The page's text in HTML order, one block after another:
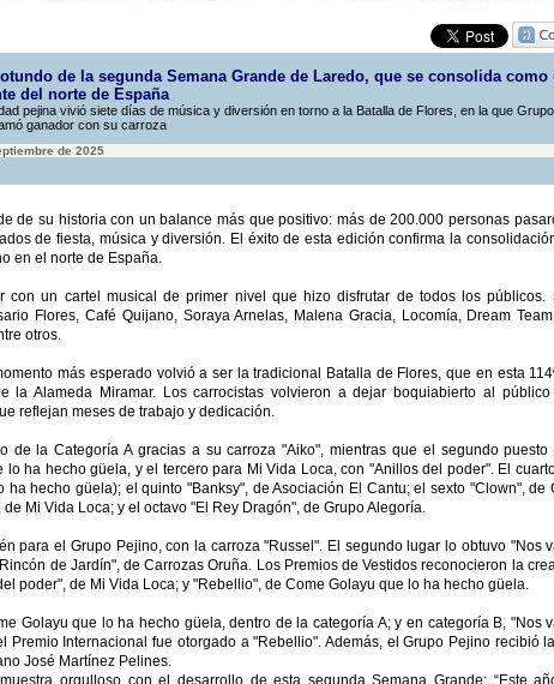
de la segunda Semana Grande de Laredo, que se consolida como
del norte de España
pejina vivió siete días de música y diversión en torno a la Batalla de Flores, en la que
ganador con su carroza
de 2025
de su historia con un balance más que positivo: más de 200.000 personas
de fiesta, música y diversión. El éxito de esta edición confirma la
en el norte de España.
un cartel musical de primer nivel que hizo disfrutar de todos los públicos.
Flores, Café Quijano, Soraya Arnelas, Malena Gracia, Locomía, Dream
otros.
más esperado volvió a ser la tradicional Batalla de Flores, que en esta
Alameda Miramar. Los carrocistas volvieron a dejar boquiabierto al
reflejan meses de trabajo y dedicación.
de la Categoría A gracias a su carroza "Aiko", mientras que el segundo puesto
ha hecho güela, y el tercero para Mi Vida Loca, con "Anillos del poder". El
hecho güela); el quinto "Banksy", de Asociación El Cantu; el sexto "Clown", de
Mi Vida Loca; y el octavo "El Rey Dragón", de Grupo Alegoría.
para el Grupo Pejino, con la carroza "Russel". El segundo lugar lo obtuvo "Nos
de Jardín", de Carrozas Oruña. Los Premios de Vestidos reconocieron la
poder", de Mi Vida Loca; y "Rebellio", de Come Golayu que lo ha hecho güela.
Golayu que lo ha hecho güela, dentro de la categoría A; y en categoría B, "Nos
Premio Internacional fue otorgado a "Rebellio". Además, el Grupo Pejino recibió
José Martínez Pelines.
orgulloso con el desarrollo de esta segunda Semana Grande: “Este